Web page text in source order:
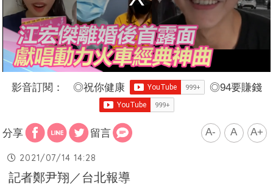
影音訂閱： ◎祝你健康 ◎94要賺錢
分享 留言 A- A A+
2021/07/14 14:28
記者鄭尹翔／台北報導